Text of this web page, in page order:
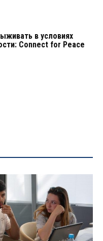
в условиях
Connect for Peace